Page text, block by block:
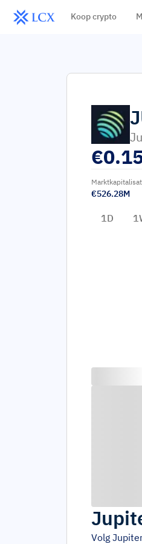
Koop crypto
€
€526.28M
1D
Volg